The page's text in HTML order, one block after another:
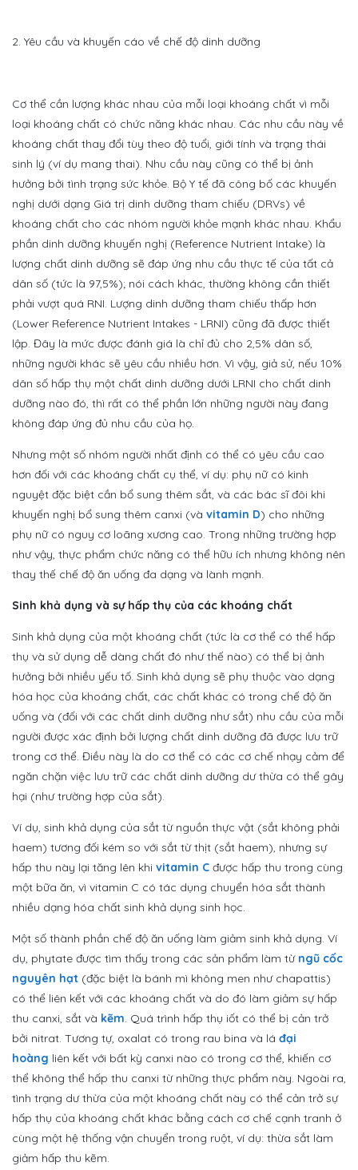
2. Yêu cầu và khuyến cáo về chế độ dinh dưỡng
Cơ thể cần lượng khác nhau của mỗi loại khoáng chất vì mỗi
loại khoáng chất có chức năng khác nhau. Các nhu cầu này về
khoáng chất thay đổi tùy theo độ tuổi, giới tính và trạng thái
sinh lý (ví dụ mang thai). Nhu cầu này cũng có thể bị ảnh
hưởng bởi tình trạng sức khỏe. Bộ Y tế đã công bố các khuyến
nghị dưới dạng Giá trị dinh dưỡng tham chiếu (DRVs) về
khoáng chất cho các nhóm người khỏe mạnh khác nhau. Khẩu
phần dinh dưỡng khuyến nghị (Reference Nutrient Intake) là
lượng chất dinh dưỡng sẽ đáp ứng nhu cầu thực tế của tất cả
dân số (tức là 97,5%); nói cách khác, thường không cần thiết
phải vượt quá RNI. Lượng dinh dưỡng tham chiếu thấp hơn
(Lower Reference Nutrient Intakes - LRNI) cũng đã được thiết
lập. Đây là mức được đánh giá là chỉ đủ cho 2,5% dân số,
những người khác sẽ yêu cầu nhiều hơn. Vì vậy, giả sử, nếu 10%
dân số hấp thụ một chất dinh dưỡng dưới LRNI cho chất dinh
dưỡng nào đó, thì rất có thể phần lớn những người này đang
không đáp ứng đủ nhu cầu của họ.
Nhưng một số nhóm người nhất định có thể có yêu cầu cao
hơn đối với các khoáng chất cụ thể, ví dụ: phụ nữ có kinh
nguyệt đặc biệt cần bổ sung thêm sắt, và các bác sĩ đôi khi
khuyến nghị bổ sung thêm canxi (và vitamin D) cho những
phụ nữ có nguy cơ loãng xương cao. Trong những trường hợp
như vậy, thực phẩm chức năng có thể hữu ích nhưng không nên
thay thế chế độ ăn uống đa dạng và lành mạnh.
Sinh khả dụng và sự hấp thụ của các khoáng chất
Sinh khả dụng của một khoáng chất (tức là cơ thể có thể hấp
thụ và sử dụng dễ dàng chất đó như thế nào) có thể bị ảnh
hưởng bởi nhiều yếu tố. Sinh khả dụng sẽ phụ thuộc vào dạng
hóa học của khoáng chất, các chất khác có trong chế độ ăn
uống và (đối với các chất dinh dưỡng như sắt) nhu cầu của mỗi
người được xác định bởi lượng chất dinh dưỡng đã được lưu trữ
trong cơ thể. Điều này là do cơ thể có các cơ chế nhạy cảm để
ngăn chặn việc lưu trữ các chất dinh dưỡng dư thừa có thể gây
hại (như trường hợp của sắt).
Ví dụ, sinh khả dụng của sắt từ nguồn thực vật (sắt không phải
haem) tương đối kém so với sắt từ thịt (sắt haem), nhưng sự
hấp thu này lại tăng lên khi vitamin C được hấp thu trong cùng
một bữa ăn, vì vitamin C có tác dụng chuyển hóa sắt thành
nhiều dạng hóa chất sinh khả dụng sinh học.
Một số thành phần chế độ ăn uống làm giảm sinh khả dụng. Ví
dụ, phytate được tìm thấy trong các sản phẩm làm từ ngũ cốc
nguyên hạt (đặc biệt là bánh mì không men như chapattis)
có thể liên kết với các khoáng chất và do đó làm giảm sự hấp
thu canxi, sắt và kẽm. Quá trình hấp thụ iốt có thể bị cản trở
bởi nitrat. Tương tự, oxalat có trong rau bina và lá đại
hoàng liên kết với bất kỳ canxi nào có trong cơ thể, khiến cơ
thể không thể hấp thu canxi từ những thực phẩm này. Ngoài ra,
tình trạng dư thừa của một khoáng chất này có thể cản trở sự
hấp thụ của khoáng chất khác bằng cách cơ chế cạnh tranh ở
cùng một hệ thống vận chuyển trong ruột, ví dụ: thừa sắt làm
giảm hấp thu kẽm.